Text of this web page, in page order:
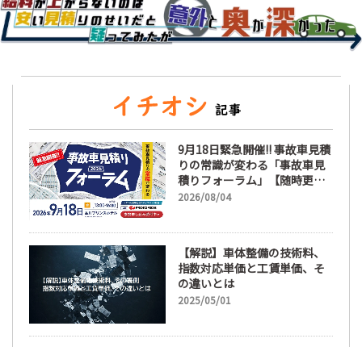
9月18日緊急開催!! 事故車見積
りの常識が変わる「事故車見
積りフォーラム」【随時更
新】
2026/08/04
【解説】車体整備の技術料、
指数対応単価と工賃単価、そ
の違いとは
2025/05/01